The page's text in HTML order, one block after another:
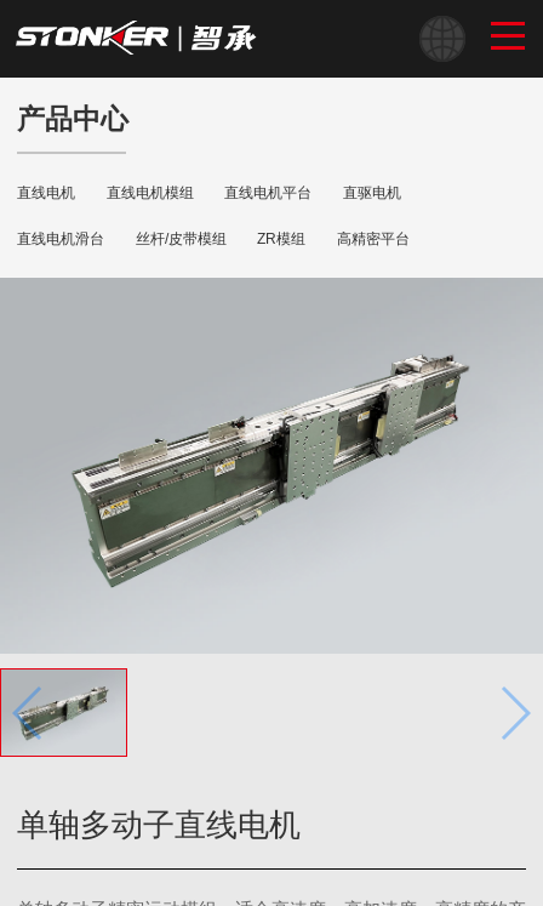
产品中心
直线电机 直线电机模组 直线电机平台 直驱电机
直线电机滑台 丝杆/皮带模组 ZR模组 高精密平台
单轴多动子直线电机